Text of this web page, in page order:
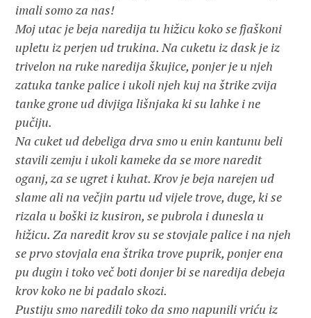
imali somo za nas!
Moj utac je beja naredija tu hižicu koko se fjaškoni
upletu iz perjen ud trukina. Na cuketu iz dask je iz
trivelon na ruke naredija škujice, ponjer je u njeh
zatuka tanke palice i ukoli njeh kuj na štrike zvija
tanke grone ud divjiga lišnjaka ki su lahke i ne
pučiju.
Na cuket ud debeliga drva smo u enin kantunu beli
stavili zemju i ukoli kameke da se more naredit
oganj, za se ugret i kuhat. Krov je beja narejen ud
slame ali na večjin partu ud vijele trove, duge, ki se
rizala u boški iz kusiron, se pubrola i dunesla u
hižicu. Za naredit krov su se stovjale palice i na njeh
se prvo stovjala ena štrika trove puprik, ponjer ena
pu dugin i toko več boti donjer bi se naredija debeja
krov koko ne bi padalo skozi.
Pustiju smo naredili toko da smo napunili vriću iz